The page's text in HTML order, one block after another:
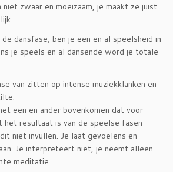
niet zwaar en moeizaam, je maakt ze juist
dansfase, ben je een en al speelsheid in
je speels en al dansende word je totale
van zitten op intense muziekklanken en
een en ander bovenkomen dat voor
resultaat is van de speelse fasen
niet invullen. Je laat gevoelens en
Je interpreteert niet, je neemt alleen
meditatie.